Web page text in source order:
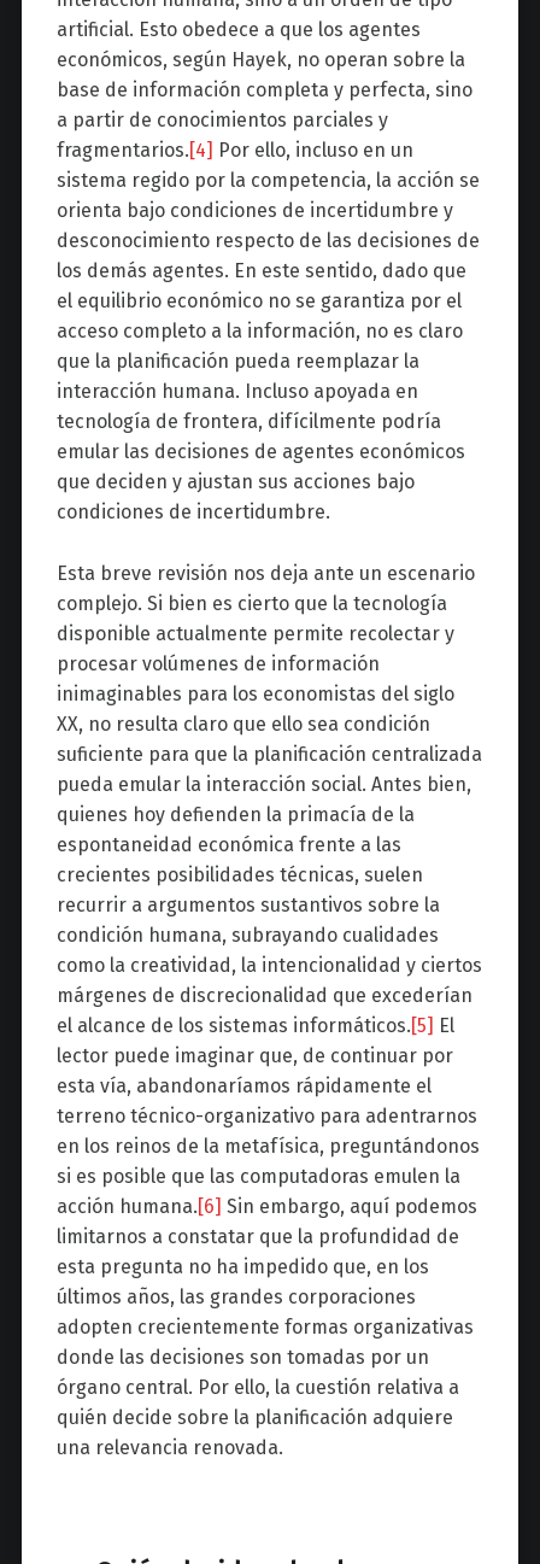
artificial. Esto obedece a que los agentes
económicos, según Hayek, no operan sobre la
base de información completa y perfecta, sino
a partir de conocimientos parciales y
fragmentarios.[4] Por ello, incluso en un
sistema regido por la competencia, la acción se
orienta bajo condiciones de incertidumbre y
desconocimiento respecto de las decisiones de
los demás agentes. En este sentido, dado que
el equilibrio económico no se garantiza por el
acceso completo a la información, no es claro
que la planificación pueda reemplazar la
interacción humana. Incluso apoyada en
tecnología de frontera, difícilmente podría
emular las decisiones de agentes económicos
que deciden y ajustan sus acciones bajo
condiciones de incertidumbre.
Esta breve revisión nos deja ante un escenario
complejo. Si bien es cierto que la tecnología
disponible actualmente permite recolectar y
procesar volúmenes de información
inimaginables para los economistas del siglo
XX, no resulta claro que ello sea condición
suficiente para que la planificación centralizada
pueda emular la interacción social. Antes bien,
quienes hoy defienden la primacía de la
espontaneidad económica frente a las
crecientes posibilidades técnicas, suelen
recurrir a argumentos sustantivos sobre la
condición humana, subrayando cualidades
como la creatividad, la intencionalidad y ciertos
márgenes de discrecionalidad que excederían
el alcance de los sistemas informáticos.[5] El
lector puede imaginar que, de continuar por
esta vía, abandonaríamos rápidamente el
terreno técnico-organizativo para adentrarnos
en los reinos de la metafísica, preguntándonos
si es posible que las computadoras emulen la
acción humana.[6] Sin embargo, aquí podemos
limitarnos a constatar que la profundidad de
esta pregunta no ha impedido que, en los
últimos años, las grandes corporaciones
adopten crecientemente formas organizativas
donde las decisiones son tomadas por un
órgano central. Por ello, la cuestión relativa a
quién decide sobre la planificación adquiere
una relevancia renovada.